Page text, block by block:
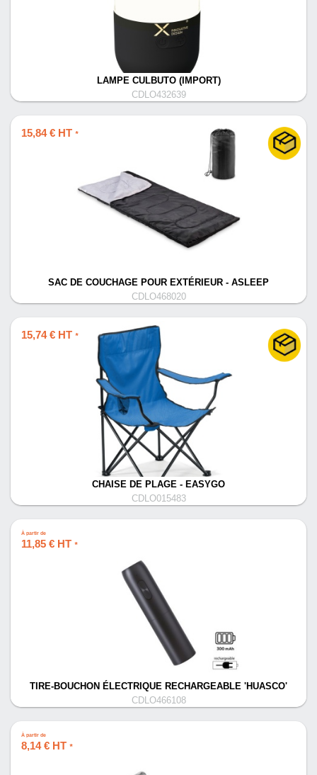
LAMPE CULBUTO (IMPORT)
CDLO432639
15,84 € HT *
SAC DE COUCHAGE POUR EXTÉRIEUR - ASLEEP
CDLO468020
15,74 € HT *
CHAISE DE PLAGE - EASYGO
CDLO015483
À partir de
11,85 € HT *
TIRE-BOUCHON ÉLECTRIQUE RECHARGEABLE 'HUASCO'
CDLO466108
À partir de
8,14 € HT *